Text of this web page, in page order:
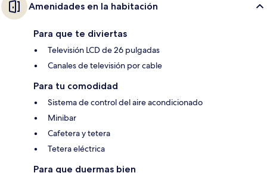
Amenidades en la habitación
Para que te diviertas
Televisión LCD de 26 pulgadas
Canales de televisión por cable
Para tu comodidad
Sistema de control del aire acondicionado
Minibar
Cafetera y tetera
Tetera eléctrica
Para que duermas bien